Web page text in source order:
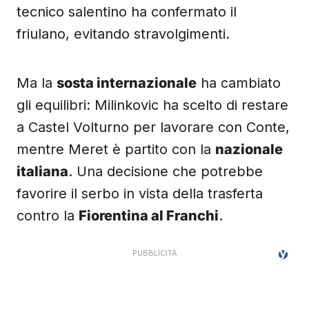
tecnico salentino ha confermato il
friulano, evitando stravolgimenti.
Ma la sosta internazionale ha cambiato
gli equilibri: Milinkovic ha scelto di restare
a Castel Volturno per lavorare con Conte,
mentre Meret è partito con la nazionale
italiana. Una decisione che potrebbe
favorire il serbo in vista della trasferta
contro la Fiorentina al Franchi.